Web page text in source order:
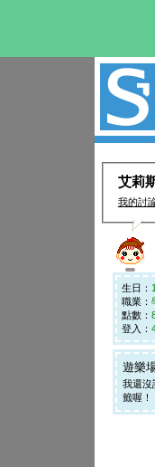
艾莉
我的討
生日：
職業：
點數：
登入：
遊樂
我還沒
籤喔！